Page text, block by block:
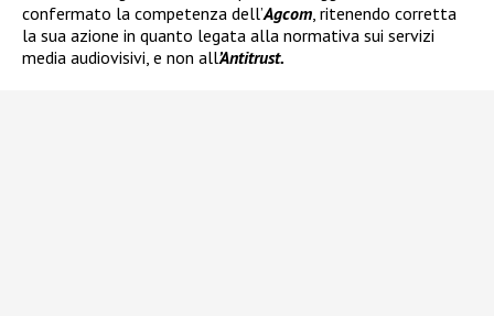
confermato la competenza dell’Agcom , ritenendo corretta
la sua azione in quanto legata alla normativa sui servizi
media audiovisivi, e non all’Antitrust.